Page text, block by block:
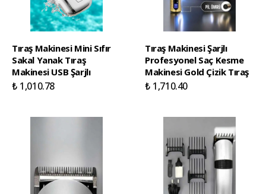
Tıraş Makinesi Mini Sıfır
Sakal Yanak Tıraş
Makinesi USB Şarjlı
₺ 1,010.78
Tıraş Makinesi Şarjlı
Profesyonel Saç Kesme
Makinesi Gold Çizik Tıraş
₺ 1,710.40